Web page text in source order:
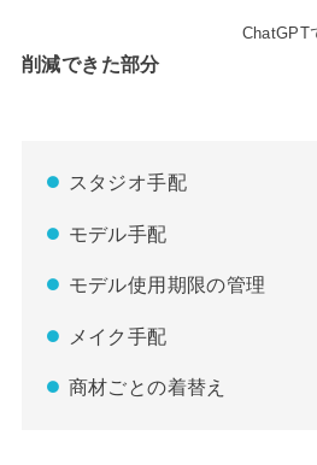
ChatGPT
削減できた部分
スタジオ手配
モデル手配
モデル使用期限の管理
メイク手配
商材ごとの着替え